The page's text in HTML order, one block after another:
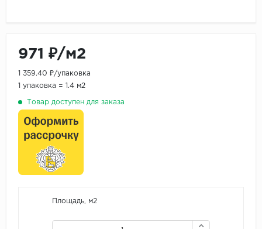
971 ₽/м2
1 359.40 ₽/упаковка
1 упаковка = 1.4 м2
Товар доступен для заказа
Площадь, м2